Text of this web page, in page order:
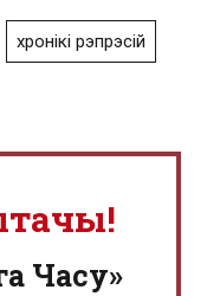
хронікі рэпрэсій
Часу»